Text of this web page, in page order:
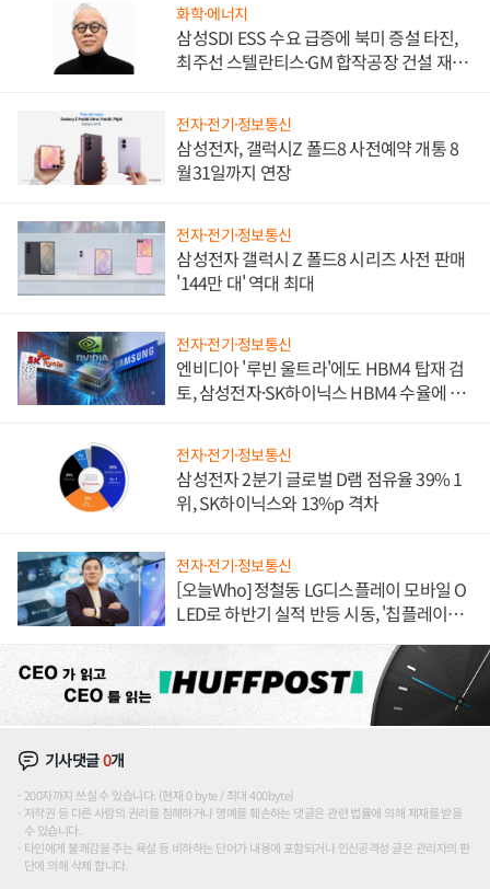
화학·에너지
삼성SDI ESS 수요 급증에 북미 증설 타진,
최주선 스텔란티스·GM 합작공장 건설 재추
전자·전기·정보통신
삼성전자, 갤럭시Z 폴드8 사전예약 개통 8
월31일까지 연장
전자·전기·정보통신
삼성전자 갤럭시 Z 폴드8 시리즈 사전 판매
'144만 대' 역대 최대
전자·전기·정보통신
엔비디아 '루빈 울트라'에도 HBM4 탑재 검
토, 삼성전자·SK하이닉스 HBM4 수율에 주
전자·전기·정보통신
삼성전자 2분기 글로벌 D램 점유율 39% 1
위, SK하이닉스와 13%p 격차
전자·전기·정보통신
[오늘Who] 정철동 LG디스플레이 모바일 O
LED로 하반기 실적 반등 시동, '칩플레이
기사댓글0개
200자까지 쓰실 수 있습니다. (현재 0 byte / 최대 400byte)
저작권 등 다른 사람의 권리를 침해하거나 명예를 훼손하는 댓글은 관련 법률에 의해 제재를 받을
수 있습니다.
타인에게 불쾌감을 주는 욕설 등 비하하는 단어가 내용에 포함되거나 인신공격성 글은 관리자의 판
단에 의해 삭제 합니다.